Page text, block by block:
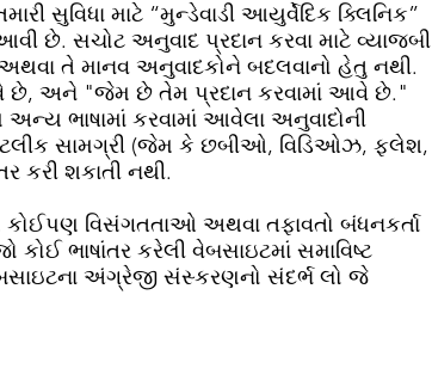
સુવિધા માટે “મુન્ડેવાડી આયુર્વેદિક ક્લિનિક”
છે. સચોટ અનુવાદ પ્રદાન કરવા માટે વ્યાજબી
તે માનવ અનુવાદકોને બદલવાનો હેતુ નથી.
છે, અને "જેમ છે તેમ પ્રદાન કરવામાં આવે છે."
ભાષામાં કરવામાં આવેલા અનુવાદોની
સામગ્રી (જેમ કે છબીઓ, વિડિઓઝ, ફ્લેશ,
કરી શકાતી નથી.
વિસંગતતાઓ અથવા તફાવતો બંધનકર્તા
ભાષાંતર કરેલી વેબસાઇટમાં સમાવિષ્ટ
અંગ્રેજી સંસ્કરણનો સંદર્ભ લો જે